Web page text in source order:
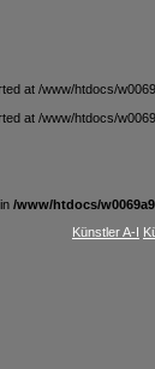
at /www/htdocs/
at /www/htdocs/
/www/htdocs/
Künstler A-I